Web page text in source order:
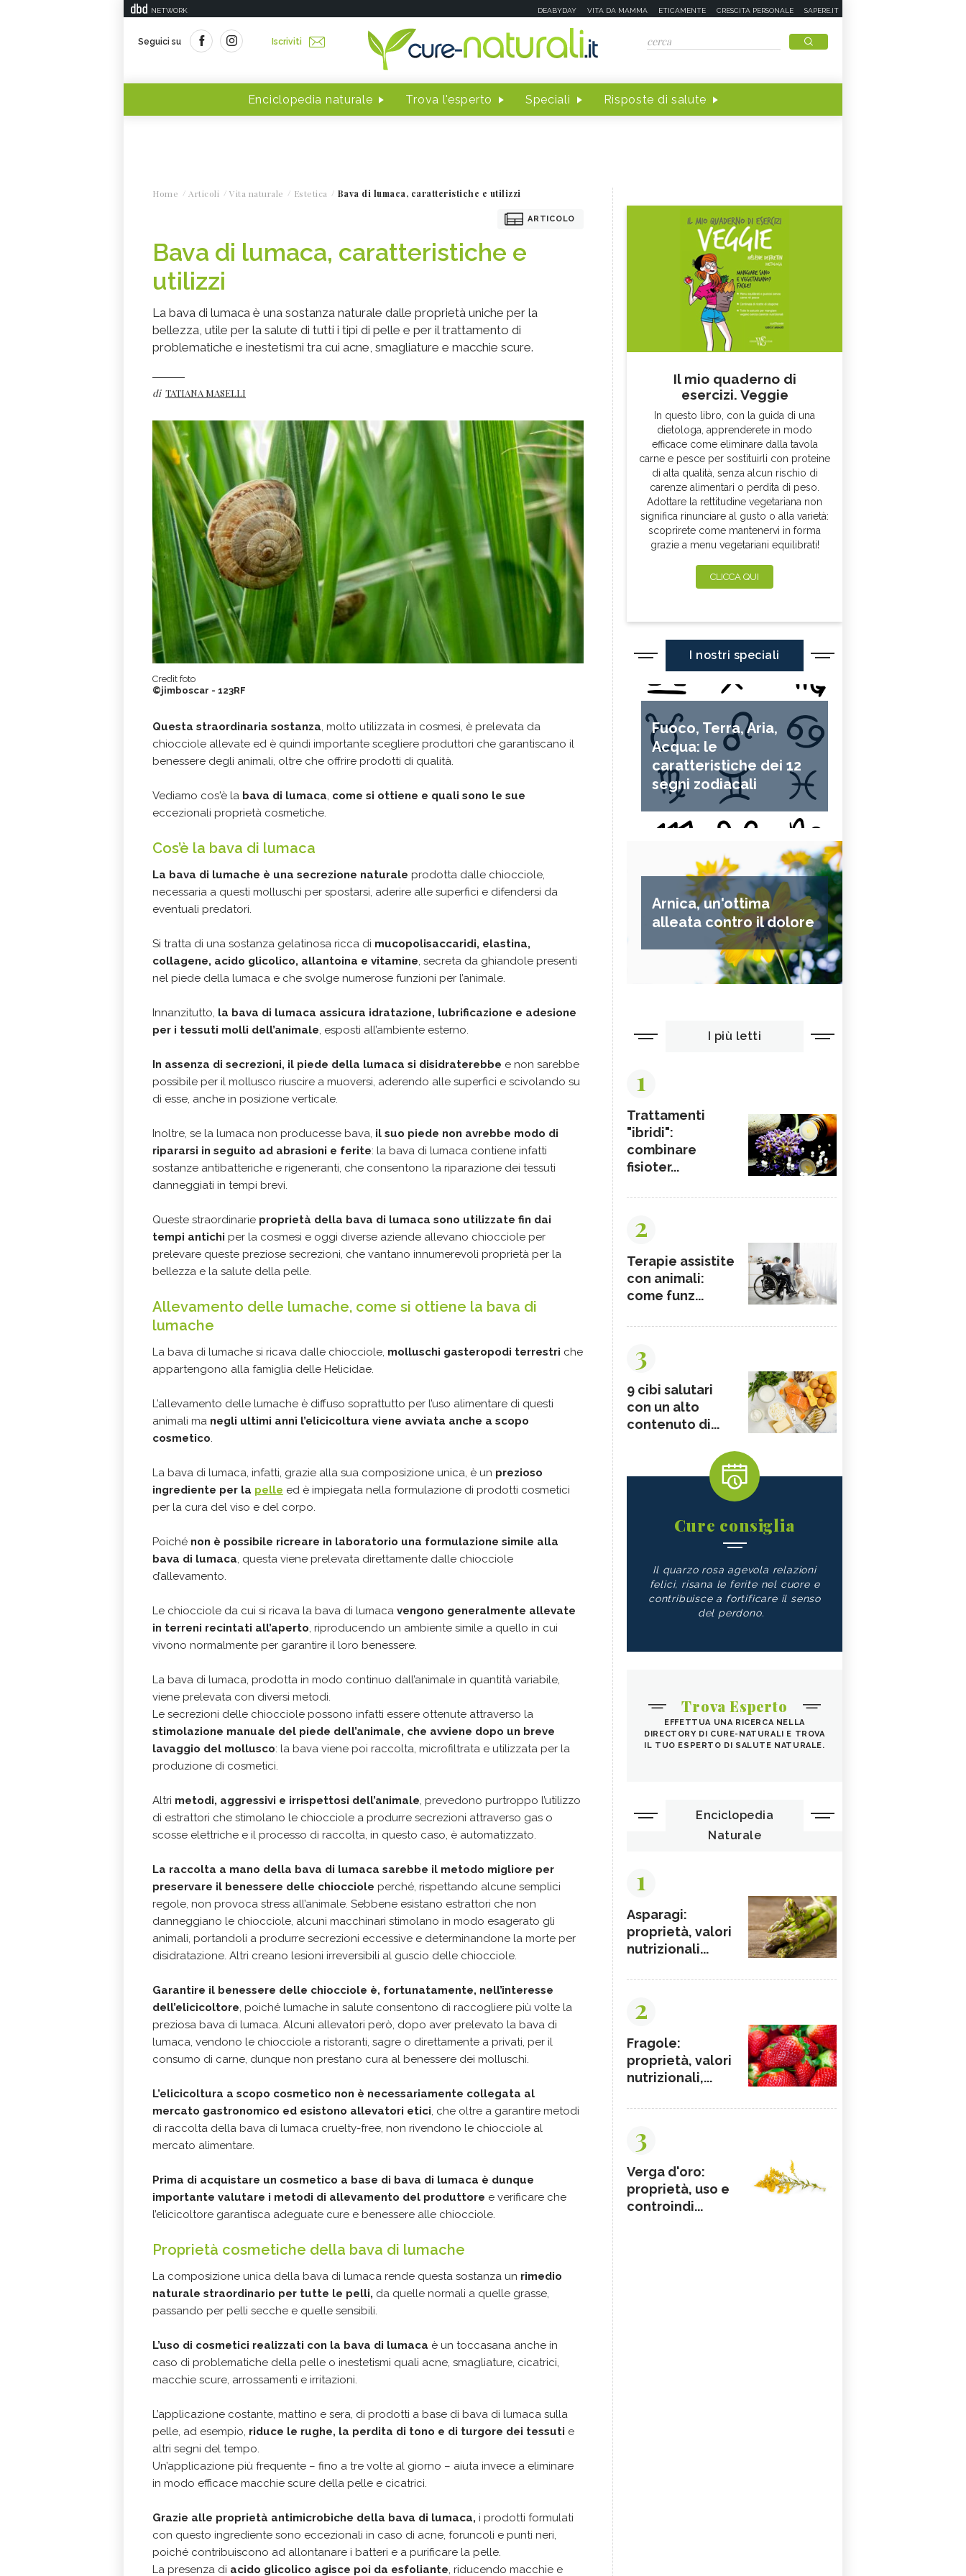
NETWORK DEABYDAY VITA DA MAMMA ETICAMENTE CRESCITA PERSONALE SAPERE.IT
Seguici su Iscriviti
Enciclopedia naturale Trova l'esperto Speciali Risposte di salute
Home Articoli Vita naturale Estetica Bava di lumaca, caratteristiche e utilizzi
ARTICOLO
Bava di lumaca, caratteristiche e
utilizzi
La bava di lumaca è una sostanza naturale dalle proprietà uniche per la
bellezza, utile per la salute di tutti i tipi di pelle e per il trattamento di
problematiche e inestetismi tra cui acne, smagliature e macchie scure.
di TATIANA MASELLI
Credit foto
©jimboscar - 123RF
Questa straordinaria sostanza, molto utilizzata in cosmesi, è prelevata da
chiocciole allevate ed è quindi importante scegliere produttori che garantiscano il
benessere degli animali, oltre che offrire prodotti di qualità.
Vediamo cos'è la bava di lumaca, come si ottiene e quali sono le sue
eccezionali proprietà cosmetiche.
Cos’è la bava di lumaca
La bava di lumache è una secrezione naturale prodotta dalle chiocciole,
necessaria a questi molluschi per spostarsi, aderire alle superfici e difendersi da
eventuali predatori.
Si tratta di una sostanza gelatinosa ricca di mucopolisaccaridi, elastina,
collagene, acido glicolico, allantoina e vitamine, secreta da ghiandole presenti
nel piede della lumaca e che svolge numerose funzioni per l’animale.
Innanzitutto, la bava di lumaca assicura idratazione, lubrificazione e adesione
per i tessuti molli dell’animale, esposti all’ambiente esterno.
In assenza di secrezioni, il piede della lumaca si disidraterebbe e non sarebbe
possibile per il mollusco riuscire a muoversi, aderendo alle superfici e scivolando su
di esse, anche in posizione verticale.
Inoltre, se la lumaca non producesse bava, il suo piede non avrebbe modo di
ripararsi in seguito ad abrasioni e ferite: la bava di lumaca contiene infatti
sostanze antibatteriche e rigeneranti, che consentono la riparazione dei tessuti
danneggiati in tempi brevi.
Queste straordinarie proprietà della bava di lumaca sono utilizzate fin dai
tempi antichi per la cosmesi e oggi diverse aziende allevano chiocciole per
prelevare queste preziose secrezioni, che vantano innumerevoli proprietà per la
bellezza e la salute della pelle.
Allevamento delle lumache, come si ottiene la bava di
lumache
La bava di lumache si ricava dalle chiocciole, molluschi gasteropodi terrestri che
appartengono alla famiglia delle Helicidae.
L’allevamento delle lumache è diffuso soprattutto per l’uso alimentare di questi
animali ma negli ultimi anni l’elicicoltura viene avviata anche a scopo
cosmetico.
La bava di lumaca, infatti, grazie alla sua composizione unica, è un prezioso
ingrediente per la pelle ed è impiegata nella formulazione di prodotti cosmetici
per la cura del viso e del corpo.
Poiché non è possibile ricreare in laboratorio una formulazione simile alla
bava di lumaca, questa viene prelevata direttamente dalle chiocciole
d’allevamento.
Le chiocciole da cui si ricava la bava di lumaca vengono generalmente allevate
in terreni recintati all’aperto, riproducendo un ambiente simile a quello in cui
vivono normalmente per garantire il loro benessere.
La bava di lumaca, prodotta in modo continuo dall’animale in quantità variabile,
viene prelevata con diversi metodi.
Le secrezioni delle chiocciole possono infatti essere ottenute attraverso la
stimolazione manuale del piede dell’animale, che avviene dopo un breve
lavaggio del mollusco: la bava viene poi raccolta, microfiltrata e utilizzata per la
produzione di cosmetici.
Altri metodi, aggressivi e irrispettosi dell’animale, prevedono purtroppo l’utilizzo
di estrattori che stimolano le chiocciole a produrre secrezioni attraverso gas o
scosse elettriche e il processo di raccolta, in questo caso, è automatizzato.
La raccolta a mano della bava di lumaca sarebbe il metodo migliore per
preservare il benessere delle chiocciole perché, rispettando alcune semplici
regole, non provoca stress all’animale. Sebbene esistano estrattori che non
danneggiano le chiocciole, alcuni macchinari stimolano in modo esagerato gli
animali, portandoli a produrre secrezioni eccessive e determinandone la morte per
disidratazione. Altri creano lesioni irreversibili al guscio delle chiocciole.
Garantire il benessere delle chiocciole è, fortunatamente, nell’interesse
dell’elicicoltore, poiché lumache in salute consentono di raccogliere più volte la
preziosa bava di lumaca. Alcuni allevatori però, dopo aver prelevato la bava di
lumaca, vendono le chiocciole a ristoranti, sagre o direttamente a privati, per il
consumo di carne, dunque non prestano cura al benessere dei molluschi.
L’elicicoltura a scopo cosmetico non è necessariamente collegata al
mercato gastronomico ed esistono allevatori etici, che oltre a garantire metodi
di raccolta della bava di lumaca cruelty-free, non rivendono le chiocciole al
mercato alimentare.
Prima di acquistare un cosmetico a base di bava di lumaca è dunque
importante valutare i metodi di allevamento del produttore e verificare che
l’elicicoltore garantisca adeguate cure e benessere alle chiocciole.
Proprietà cosmetiche della bava di lumache
La composizione unica della bava di lumaca rende questa sostanza un rimedio
naturale straordinario per tutte le pelli, da quelle normali a quelle grasse,
passando per pelli secche e quelle sensibili.
L’uso di cosmetici realizzati con la bava di lumaca è un toccasana anche in
caso di problematiche della pelle o inestetismi quali acne, smagliature, cicatrici,
macchie scure, arrossamenti e irritazioni.
L’applicazione costante, mattino e sera, di prodotti a base di bava di lumaca sulla
pelle, ad esempio, riduce le rughe, la perdita di tono e di turgore dei tessuti e
altri segni del tempo.
Un’applicazione più frequente – fino a tre volte al giorno – aiuta invece a eliminare
in modo efficace macchie scure della pelle e cicatrici.
Grazie alle proprietà antimicrobiche della bava di lumaca, i prodotti formulati
con questo ingrediente sono eccezionali in caso di acne, foruncoli e punti neri,
poiché contribuiscono ad allontanare i batteri e a purificare la pelle.
La presenza di acido glicolico agisce poi da esfoliante, riducendo macchie e
Il mio quaderno di
esercizi. Veggie
In questo libro, con la guida di una
dietologa, apprenderete in modo
efficace come eliminare dalla tavola
carne e pesce per sostituirli con proteine
di alta qualità, senza alcun rischio di
carenze alimentari o perdita di peso.
Adottare la rettitudine vegetariana non
significa rinunciare al gusto o alla varietà:
scoprirete come mantenervi in forma
grazie a menu vegetariani equilibrati!
CLICCA QUI
I nostri speciali
Fuoco, Terra, Aria,
Acqua: le
caratteristiche dei 12
segni zodiacali
Arnica, un'ottima
alleata contro il dolore
I più letti
1
Trattamenti
"ibridi":
combinare
fisioter...
2
Terapie assistite
con animali:
come funz...
3
9 cibi salutari
con un alto
contenuto di...
Cure consiglia
Il quarzo rosa agevola relazioni
felici, risana le ferite nel cuore e
contribuisce a fortificare il senso
del perdono.
Trova Esperto
EFFETTUA UNA RICERCA NELLA
DIRECTORY DI CURE-NATURALI E TROVA
IL TUO ESPERTO DI SALUTE NATURALE.
Enciclopedia
Naturale
1
Asparagi:
proprietà, valori
nutrizionali...
2
Fragole:
proprietà, valori
nutrizionali,...
3
Verga d'oro:
proprietà, uso e
controindi...